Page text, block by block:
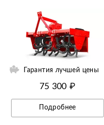
Гарантия лучшей цены
75 300 ₽
Подробнее
Ещё 10 фотографий